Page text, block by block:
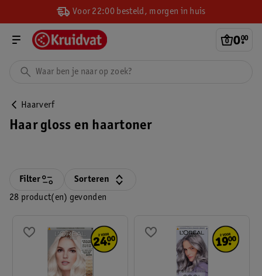
Voor 22:00 besteld, morgen in huis
0.
00
Haarverf
Haar gloss en haartoner
28 product(en) gevonden
Filter Sorteren